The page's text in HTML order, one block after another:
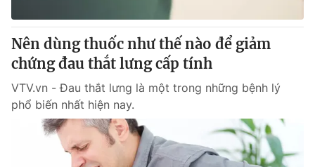
Thị trường
Góc doanh nghiệp
Truyền hình
Phim VTV
Hậu trường
Nhân vật
Giải trí
Điện ảnh
Đời sống
Nên dùng thuốc như thế nào để giảm
chứng đau thắt lưng cấp tính
VTV.vn - Đau thắt lưng là một trong những bệnh lý
phổ biến nhất hiện nay.